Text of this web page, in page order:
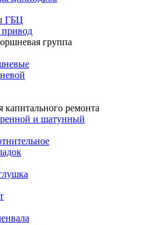
ГБЦ
группа
капитального ремонта
и шатунный